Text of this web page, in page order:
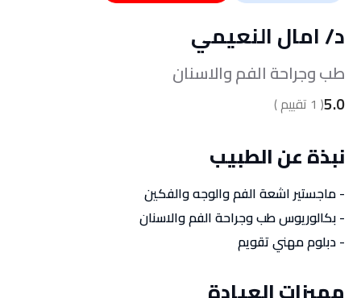
د/امال النعيمي
طب وجراحة الفم والاسنان
5.0
(
1 تقييم )
نبذة عن الطبيب
- ماجستير اشعة الفم والوجه والفكين
- بكالوريوس طب وجراحة الفم والاسنان
- دبلوم مهني تقويم